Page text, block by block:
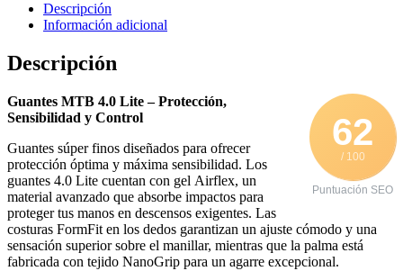
Descripción
Información adicional
Descripción
62
/ 100
Puntuación SEO
Guantes MTB 4.0 Lite – Protección,
Sensibilidad y Control
Guantes súper finos diseñados para ofrecer
protección óptima y máxima sensibilidad. Los
guantes 4.0 Lite cuentan con gel Airflex, un
material avanzado que absorbe impactos para
proteger tus manos en descensos exigentes. Las
costuras FormFit en los dedos garantizan un ajuste cómodo y una
sensación superior sobre el manillar, mientras que la palma está
fabricada con tejido NanoGrip para un agarre excepcional.